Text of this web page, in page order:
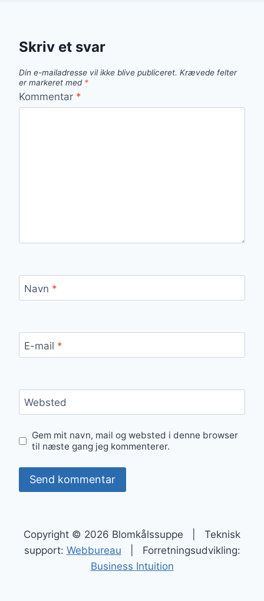
Skriv et svar
Din e-mailadresse vil ikke blive publiceret. Krævede felter
er markeret med *
Kommentar *
Navn *
E-mail *
Websted
Gem mit navn, mail og websted i denne browser
til næste gang jeg kommenterer.
Copyright © 2026 Blomkålssuppe | Teknisk
support: Webbureau | Forretningsudvikling:
Business Intuition